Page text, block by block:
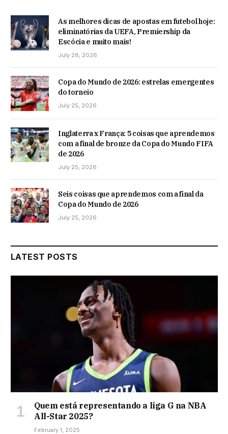
As melhores dicas de apostas em futebol hoje:
eliminatórias da UEFA, Premiership da
Escócia e muito mais!
July 28, 2026
Copa do Mundo de 2026: estrelas emergentes
do torneio
July 25, 2026
Inglaterra x França: 5 coisas que aprendemos
com a final de bronze da Copa do Mundo FIFA
de 2026
July 25, 2026
Seis coisas que aprendemos com a final da
Copa do Mundo de 2026
July 25, 2026
LATEST POSTS
Quem está representando a liga G na NBA
All-Star 2025?
February 1, 2025